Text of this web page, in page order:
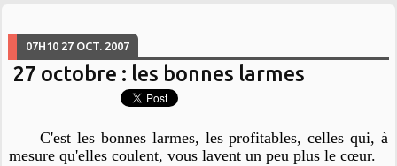
07H10 27 OCT. 2007
27 octobre : les bonnes larmes
C'est les bonnes larmes, les profitables, celles qui, à
mesure qu'elles coulent, vous lavent un peu plus le cœur.